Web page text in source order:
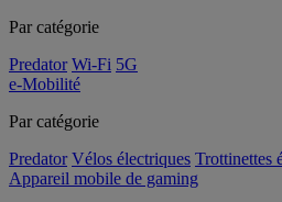
Par catégorie
Predator Wi-Fi 5G
e-Mobilité
Par catégorie
Predator Vélos électriques Trottinettes
Appareil mobile de gaming